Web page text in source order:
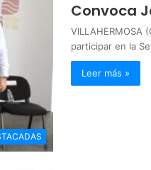
Convoca
VILLAHERMOSA
participar en la
Leer más »